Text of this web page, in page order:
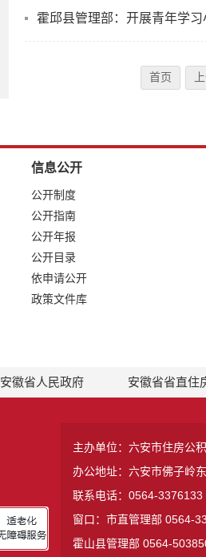
霍邱县管理部：开展青年学
首页
信息公开
公开制度
公开指南
公开年报
公开目录
依申请公开
政策文件库
安徽省人民政府 安徽省省直住
主办单位：六安市住房公
办公地址：六安市佛子岭
联系电话：0564-3376133
窗口：市直管理部 0564-
霍山县管理部 0564-